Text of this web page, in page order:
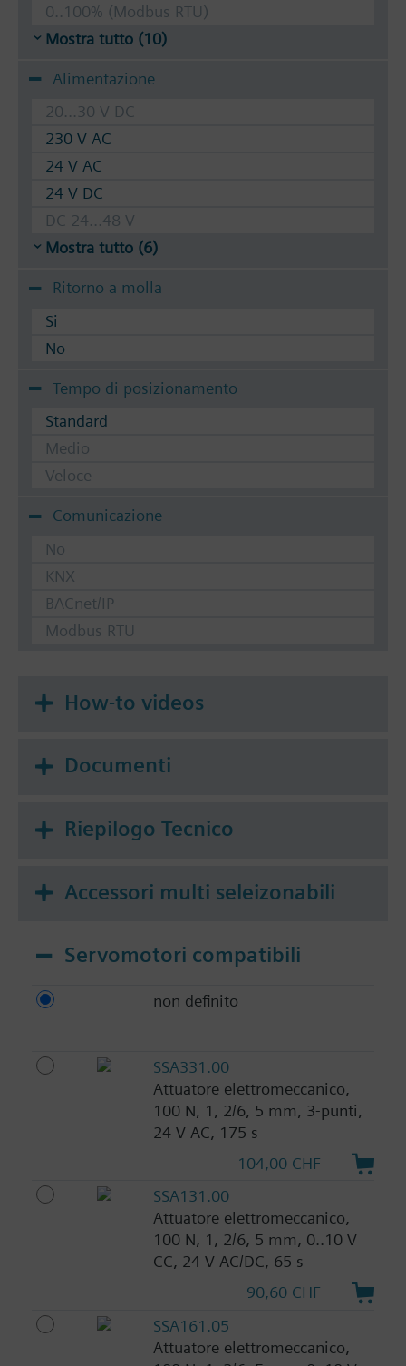
0..100% (Modbus RTU)
Mostra tutto (10)
Alimentazione
20...30 V DC
230 V AC
24 V AC
24 V DC
DC 24...48 V
Mostra tutto (6)
Ritorno a molla
Si
No
Tempo di posizionamento
Standard
Medio
Veloce
Comunicazione
No
KNX
BACnet/IP
Modbus RTU
How-to videos
Documenti
Riepilogo Tecnico
Accessori multi seleizonabili
Servomotori compatibili
non definito
SSA331.00
Attuatore elettromeccanico,
100 N, 1, 2/6, 5 mm, 3-punti,
24 V AC, 175 s
104,00 CHF
SSA131.00
Attuatore elettromeccanico,
100 N, 1, 2/6, 5 mm, 0..10 V
CC, 24 V AC/DC, 65 s
90,60 CHF
SSA161.05
Attuatore elettromeccanico,